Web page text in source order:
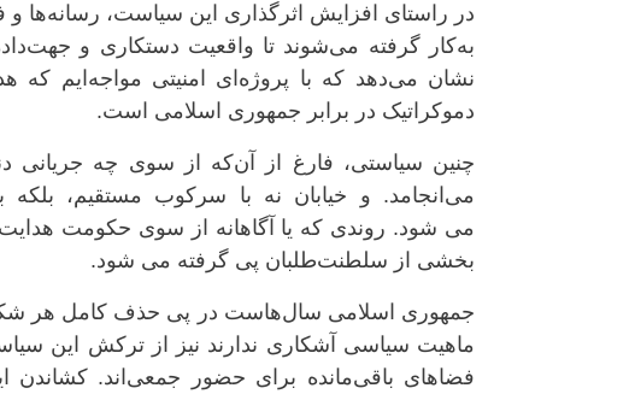
در راستای افزایش اثرگذاری این سیاست، رسانه‌ها و
به‌کار گرفته می‌شوند تا واقعیت دستکاری و
نشان می‌دهد که با پروژه‌ای امنیتی مواجه‌ایم که
دموکراتیک در برابر جمهوری اسلامی است.
چنین سیاستی، فارغ از آن‌که از سوی چه جریانی
می‌انجامد. و خیابان نه با سرکوب مستقیم، بلکه
می شود. روندی که یا آگاهانه از سوی حکومت هدایت
بخشی از سلطنت‌طلبان پی گرفته می شود.
جمهوری اسلامی سال‌هاست در پی حذف کامل هر
ماهیت سیاسی آشکاری ندارند نیز از ترکش این
فضاهای باقی‌مانده برای حضور جمعی‌اند.